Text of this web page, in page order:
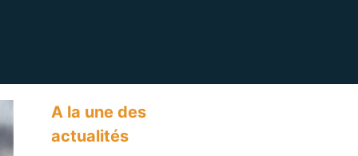
A la une des
actualités